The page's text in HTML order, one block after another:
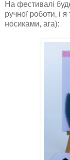
На фестивалі
ручної роботи, і
носиками, ага):